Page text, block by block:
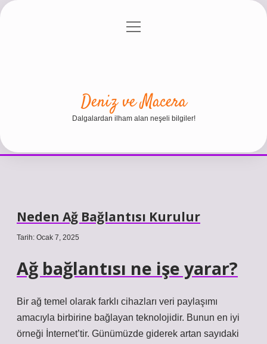
Gizlilik Politikası
menüyü
Deniz ve Macera
Dalgalardan ilham alan neşeli bilgiler!
Neden Ağ Bağlantısı Kurulur
Tarih: Ocak 7, 2025
Ağ bağlantısı ne işe yarar?
Bir ağ temel olarak farklı cihazları veri paylaşımı
amacıyla birbirine bağlayan teknolojidir. Bunun en iyi
örneği İnternet’tir. Günümüzde giderek artan sayıdaki